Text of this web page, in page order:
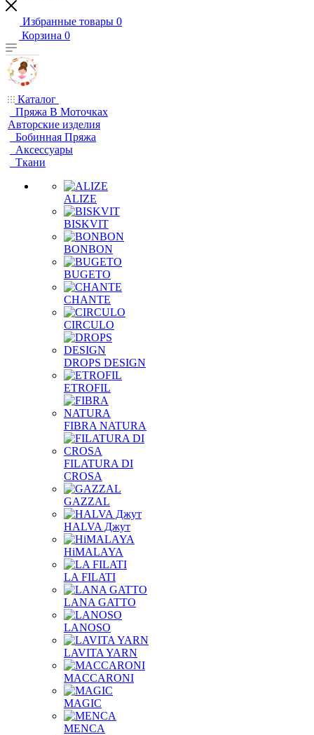
Избранные товары 0
Корзина 0
Каталог
Пряжа В Моточках
Авторские изделия
Бобинная Пряжа
Аксессуары
Ткани
ALIZE
BISKVIT
BONBON
BUGETO
CHANTE
CIRCULO
DROPS DESIGN
ETROFIL
FIBRA NATURA
FILATURA DI
CROSA
GAZZAL
HALVA Джут
HiMALAYA
LA FILATI
LANA GATTO
LANOSO
LAVITA YARN
MACCARONI
MAGIC
MENCA